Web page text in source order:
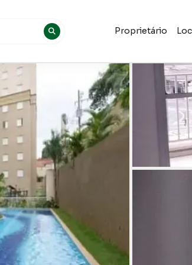
Proprietário